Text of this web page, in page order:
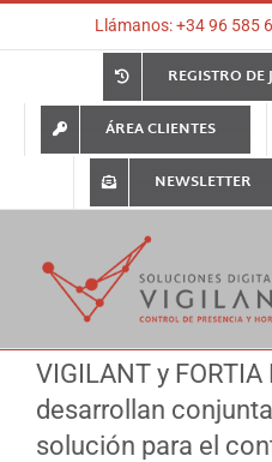
Llámanos: +34 96 585
REGISTRO
ÁREA CLIENTES
NEWSLETTER
VIGILANT y FORTIA
desarrollan
solución para el